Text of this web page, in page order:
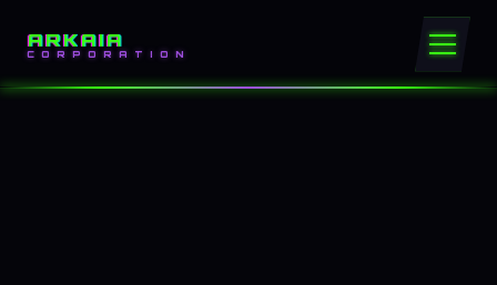
ARKAIA
CORPORATION